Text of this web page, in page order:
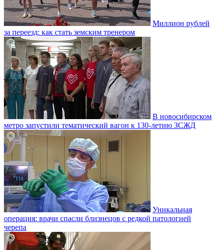
Миллион рублей
за переезд: как стать земским тренером
В новосибирском
метро запустили тематический вагон к 130-летию ЗСЖД
Уникальная
операция: врачи спасли близнецов с редкой патологией
черепа